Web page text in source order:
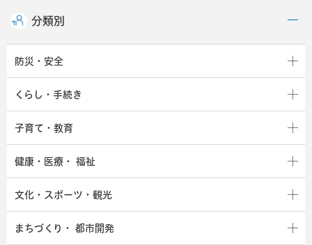
分類別
防災・安全
くらし・手続き
子育て・教育
健康・医療・ 福祉
文化・スポーツ・観光
まちづくり・ 都市開発